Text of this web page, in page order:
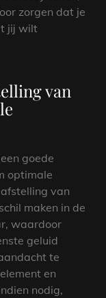
zorgen dat je
jij wilt
van
goede
optimale
van
maken in de
waardoor
geluid
te
en
nodig,